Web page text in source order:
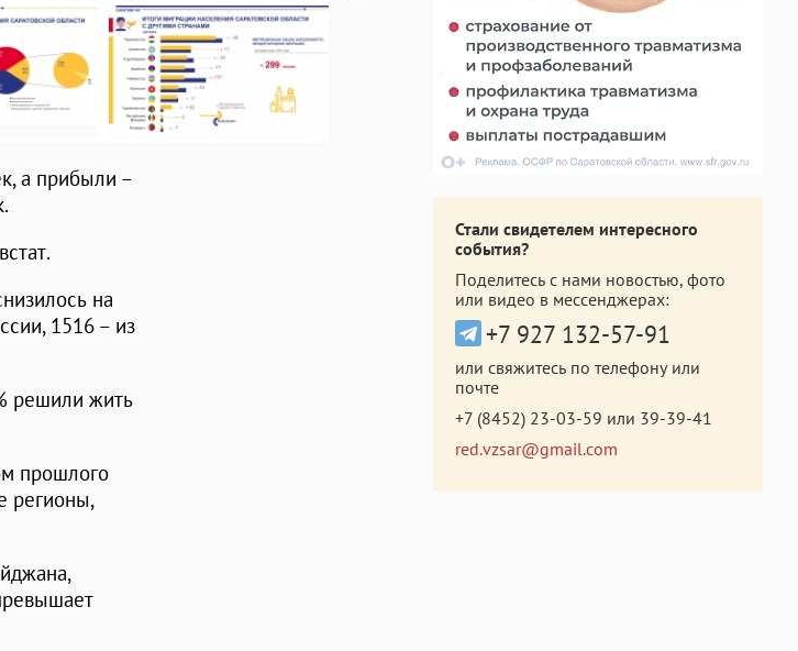
а прибыли –
на
1516 – из
решили жить
прошлого
регионы,
Стали свидетелем интересного
события?
Поделитесь с нами новостью, фото
или видео в мессенджерах:
+7 927 132-57-91
или свяжитесь по телефону или
почте
+7 (8452) 23-03-59 или 39-39-41
red.vzsar@gmail.com